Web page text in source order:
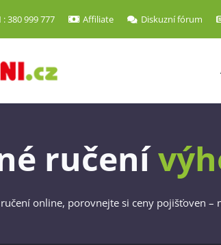
: 380 999 777 Affiliate Diskuzní fórum
ručení
online, porovnejte si ceny pojišťoven –